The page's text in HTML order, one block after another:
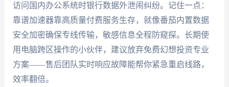
访问国内办公系统时银行数据外泄闹纠纷。记住一点：
靠谱加速器靠高质量付费服务生存，就像番茄内置数据
安全加密确保专线传输，敏感信息全程防窥探。长期使
用电脑跨区操作的小伙伴，建议放弃免费幻想投资专业
方案——售后团队实时响应故障能帮你紧急重启线路，
效率翻倍。